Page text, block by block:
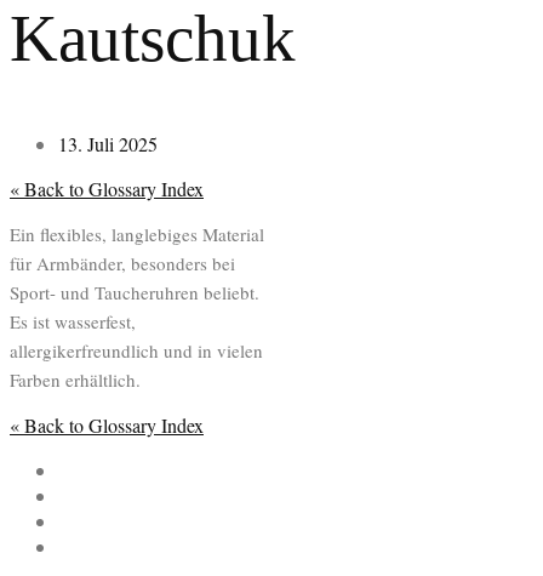
Kautschuk
13. Juli 2025
« Back to Glossary Index
Ein flexibles, langlebiges Material
für Armbänder, besonders bei
Sport- und Taucheruhren beliebt.
Es ist wasserfest,
allergikerfreundlich und in vielen
Farben erhältlich.
« Back to Glossary Index